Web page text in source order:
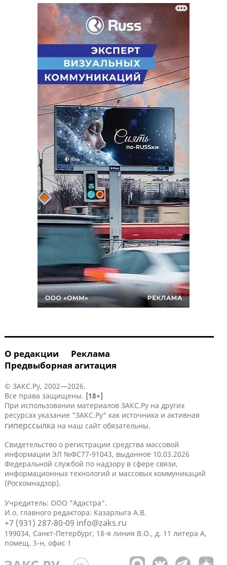
О редакции
Реклама
Предвыборная агитация
© ЗАКС.Ру, 2002—2026.
Все права защищены. [18+]
При использовании материалов ЗАКС.Ру на других
ресурсах указание "ЗАКС.Ру" как источника и активная
гиперссылка на наш сайт обязательны.
Свидетельство о регистрации средства массовой
информации ЭЛ №ФС77-91043, выданное 10.03.2026
Федеральной службой по надзору в сфере связи,
информационных технологий и массовых коммуникаций
(Роскомнадзор).
Учредитель: ООО "Адастра".
И.о. главного редактора: Казарлыга А.В.
+7 (931) 287-80-09 info@zaks.ru
199034, Санкт-Петербург, 18-я линия В.О., д. 11 литера А,
помещ. 3-н, офис 1